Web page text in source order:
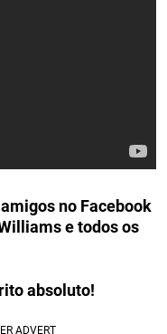
no Facebook
e todos os
absoluto!